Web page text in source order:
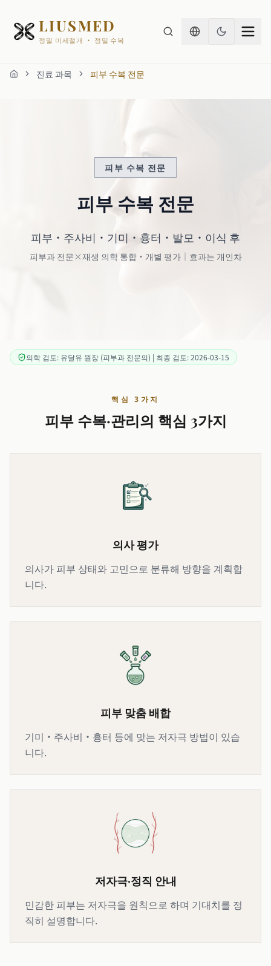
LIUSMED
정밀 미세절개 · 정밀 수복
홈 진료 과목 피부 수복 전문
피부 수복 전문
피부 수복 전문
피부·주사비·기미·흉터·발모·이식 후
피부과 전문×재생 의학 통합·개별 평가｜효과는 개인차
의학 검토: 유달유 원장 (피부과 전문의) | 최종 검토: 2026-03-15
핵심 3가지
피부 수복·관리의 핵심 3가지
의사 평가
의사가 피부 상태와 고민으로 분류해 방향을 계획합
니다.
피부 맞춤 배합
기미·주사비·흉터 등에 맞는 저자극 방법이 있습
니다.
저자극·정직 안내
민감한 피부는 저자극을 원칙으로 하며 기대치를 정
직히 설명합니다.